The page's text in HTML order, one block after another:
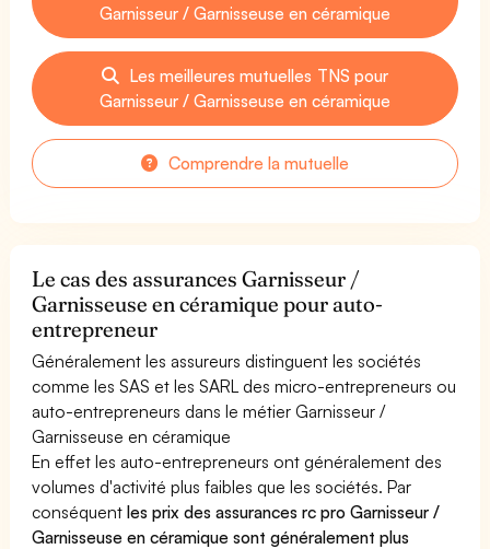
Garnisseur / Garnisseuse en céramique
Les meilleures mutuelles TNS pour
Garnisseur / Garnisseuse en céramique
Comprendre la mutuelle
Le cas des assurances Garnisseur /
Garnisseuse en céramique pour auto-
entrepreneur
Généralement les assureurs distinguent les sociétés
comme les SAS et les SARL des micro-entrepreneurs ou
auto-entrepreneurs dans le métier Garnisseur /
Garnisseuse en céramique
En effet les auto-entrepreneurs ont généralement des
volumes d'activité plus faibles que les sociétés. Par
conséquentles prix des assurances rc pro Garnisseur /
Garnisseuse en céramique sont généralement plus